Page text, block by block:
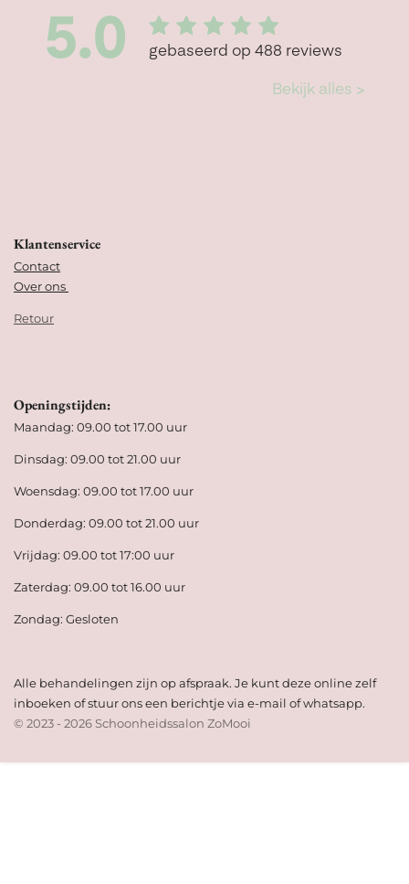
Klantenservice
Contact
Over ons
Retour
Openingstijden:
Maandag: 09.00 tot 17.00 uur
Dinsdag: 09.00 tot 21.00 uur
Woensdag: 09.00 tot 17.00 uur
Donderdag: 09.00 tot 21.00 uur
Vrijdag: 09.00 tot 17:00 uur
Zaterdag: 09.00 tot 16.00 uur
Zondag: Gesloten
Alle behandelingen zijn op afspraak. Je kunt deze online zelf
inboeken of stuur ons een berichtje via e-mail of whatsapp.
© 2023 - 2026 Schoonheidssalon ZoMooi